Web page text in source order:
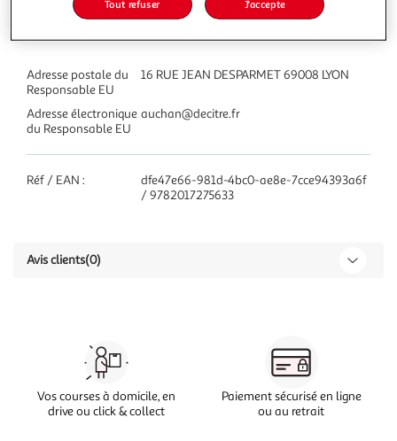
Caractéristiques
Adresse postale du
Responsable EU
16 RUE JEAN DESPARMET 69008 LYON
Adresse électronique
du Responsable EU
auchan@decitre.fr
Réf / EAN :
dfe47e66-981d-4bc0-ae8e-7cce94393a6f
/ 9782017275633
Avis clients(0)
Vos courses à domicile, en
drive ou click & collect
Paiement sécurisé en ligne
ou au retrait
Tout refuser J'accepte